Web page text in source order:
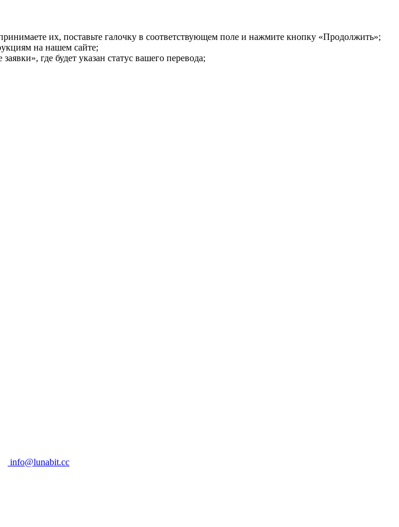
их, поставьте галочку в соответствующем поле и нажмите кнопку «Продолжить»;
на нашем сайте;
где будет указан статус вашего перевода;
info@lunabit.cc